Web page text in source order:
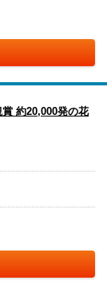
賞 約20,000発の花